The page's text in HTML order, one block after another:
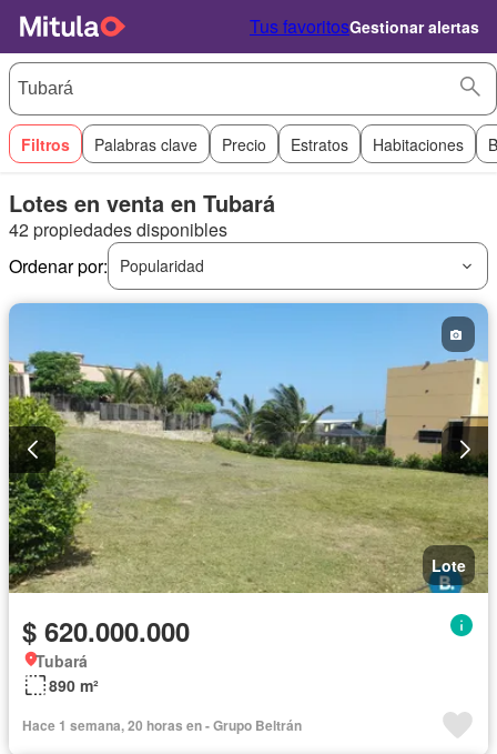
Tus favoritosGestionar alertas
Filtros Palabras clave Precio Estratos Habitaciones
Lotes en venta en Tubará
42 propiedades disponibles
Ordenar por:
Popularidad
Lote
$ 620.000.000
Tubará
890 m²
Hace 1 semana, 20 horas en - Grupo Beltrán